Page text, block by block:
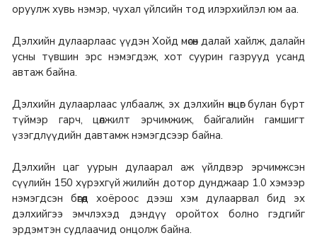
оруулж хувь нэмэр, чухал үйлсийн тод илэрхийлэл юм аа.
Дэлхийн дулаарлаас үүдэн Хойд мөсөн далай хайлж, далайн
усны түвшин эрс нэмэгдэж, хот суурин газрууд усанд
автаж байна.
Дэлхийн дулаарлаас улбаалж, эх дэлхийн өнцөг булан бүрт
түймэр гарч, цөлжилт эрчимжиж, байгалийн гамшигт
үзэгдлүүдийн давтамж нэмэгдсээр байна.
Дэлхийн цаг уурын дулаарал аж үйлдвэр эрчимжсэн
сүүлийн 150 хүрэхгүй жилийн дотор дунджаар 1.0 хэмээр
нэмэгдсэн бөгөөд хоёроос дээш хэм дулаарвал бид эх
дэлхийгээ эмчлэхэд дэндүү оройтох болно гэдгийг
эрдэмтэн судлаачид онцолж байна.